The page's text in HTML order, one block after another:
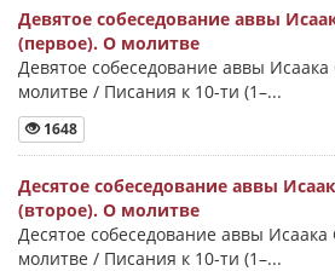
Девятое собеседование аввы
(первое). О молитве
Девятое собеседование аввы Исаака
молитве / Писания к 10-ти (1–...
1648
Десятое собеседование аввы
(второе). О молитве
Десятое собеседование аввы Исаака
молитве / Писания к 10-ти (1–...